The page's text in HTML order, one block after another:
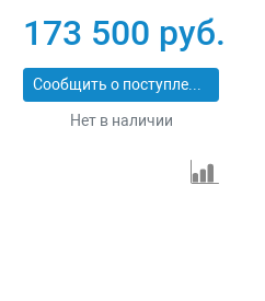
173 500 руб.
Сообщить о поступлении
Нет в наличии